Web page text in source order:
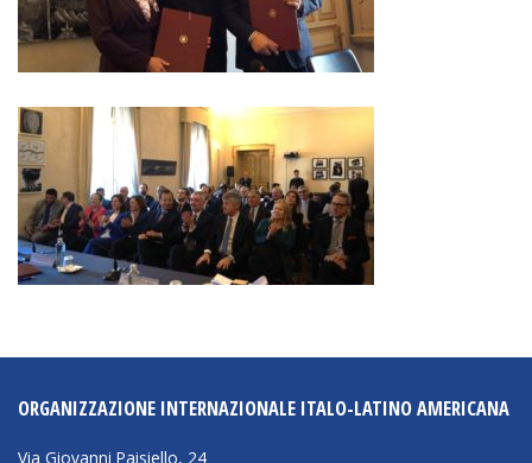
ORGANIZZAZIONE INTERNAZIONALE ITALO-LATINO AMERICANA
Via Giovanni Paisiello, 24